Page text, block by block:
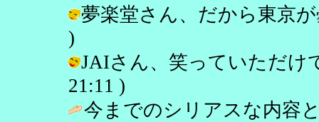
夢楽堂さん、だから東京
)
JAIさん、笑っていただけ
21:11 )
今までのシリアスな内容